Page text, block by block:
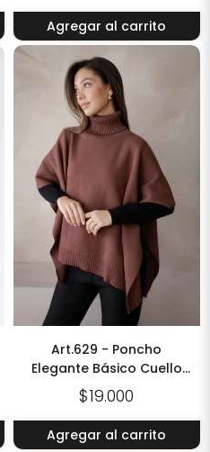
Agregar al carrito
Art.629 - Poncho
Elegante Básico Cuello
Alto Grueso
$19.000
Agregar al carrito